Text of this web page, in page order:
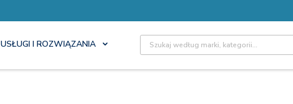
USŁUGI I ROZWIĄZANIA Site Search